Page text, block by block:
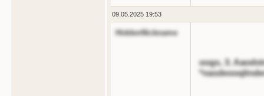
09.05.2025 19:53
HiddenNickname
oogs, 3.